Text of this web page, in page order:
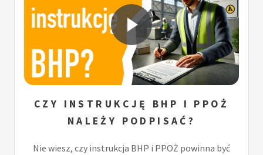
CZY INSTRUKCJĘ BHP I PPOŻ
NALEŻY PODPISAĆ?
Nie wiesz, czy instrukcja BHP i PPOŻ powinna być